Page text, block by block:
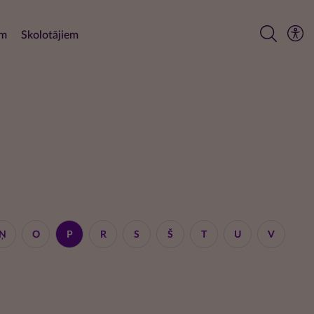
Skolotājiem
Ņ O P R S Š T U V